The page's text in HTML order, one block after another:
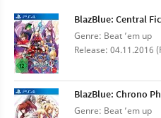
BlazBlue: Central
Genre: Beat ’em up
Release: 04.11.2016
BlazBlue: Chrono
Genre: Beat ’em up